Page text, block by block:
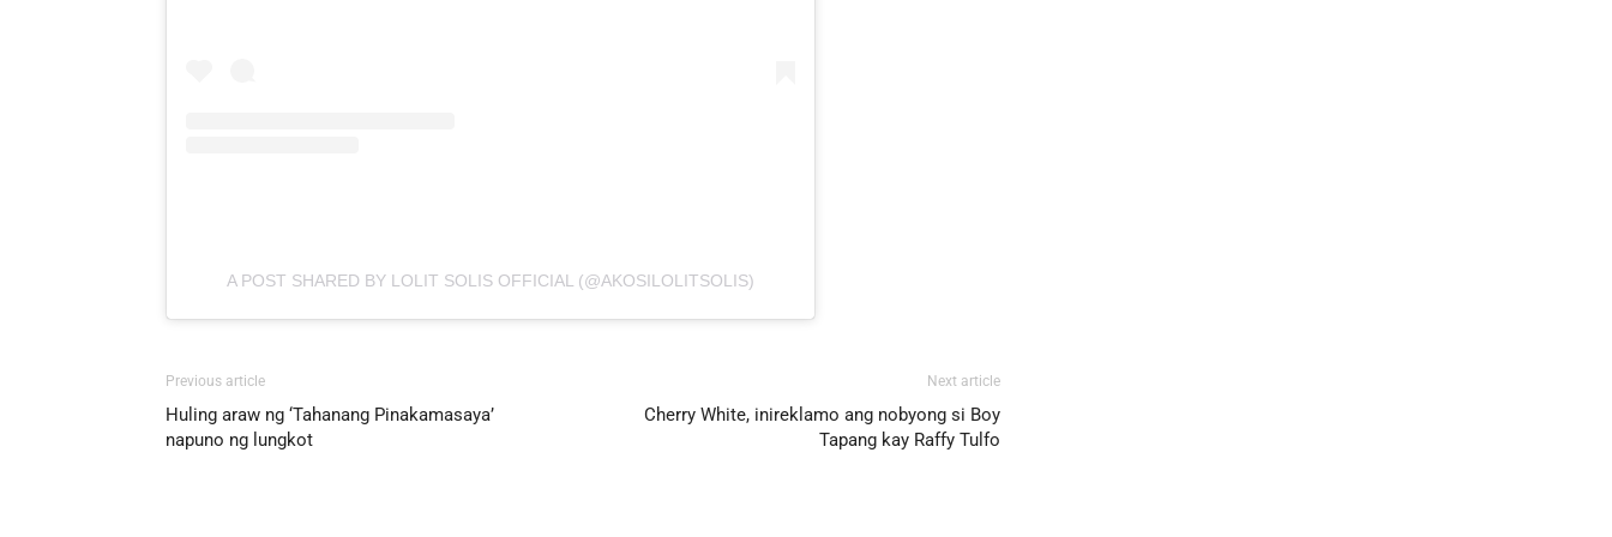
A POST SHARED BY LOLIT SOLIS OFFICIAL (@AKOSILOLITSOLIS)
Previous article
Huling araw ng ‘Tahanang Pinakamasaya’
napuno ng lungkot
Next article
Cherry White, inireklamo ang nobyong si Boy
Tapang kay Raffy Tulfo